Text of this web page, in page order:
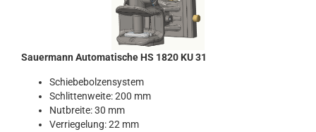
Sauer­mann Au­to­ma­ti­sche HS 1820 KU 31
Schie­be­bol­zen­sys­tem
Schlit­ten­wei­te: 200 mm
Nut­brei­te: 30 mm
Ver­rie­ge­lung: 22 mm